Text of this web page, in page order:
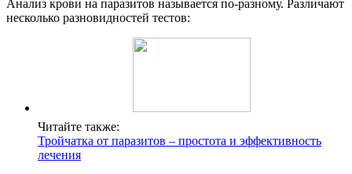
Анализ крови на паразитов называется по-разному. Различают
несколько разновидностей тестов:
Читайте также:
Тройчатка от паразитов – простота и эффективность
лечения